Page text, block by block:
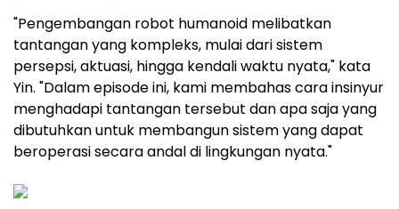
"Pengembangan robot humanoid melibatkan
tantangan yang kompleks, mulai dari sistem
persepsi, aktuasi, hingga kendali waktu nyata," kata
Yin. "Dalam episode ini, kami membahas cara insinyur
menghadapi tantangan tersebut dan apa saja yang
dibutuhkan untuk membangun sistem yang dapat
beroperasi secara andal di lingkungan nyata."